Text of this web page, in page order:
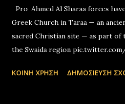
Pro-Ahmed Al Sharaa forces
Greek Church in Taraa — an
sacred Christian site — as part of
the Swaida region
ΚΟΙΝΉ ΧΡΉΣΗ ΔΗΜΟΣΊΕΥΣΗ